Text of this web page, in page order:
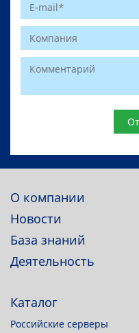
О компании
Новости
База знаний
Деятельность
Каталог
Российские серверы